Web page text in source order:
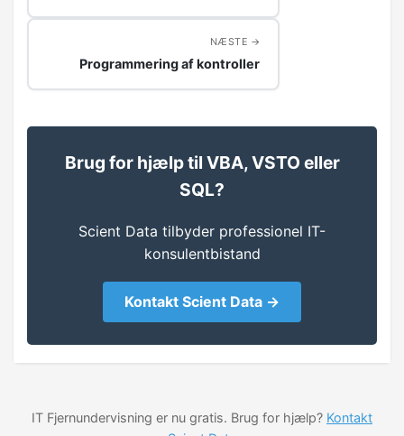
NÆSTE
Programmering af kontroller
Brug for hjælp til VBA, VSTO eller
SQL?
Scient Data tilbyder professionel IT-
konsulentbistand
Kontakt Scient Data →
IT Fjernundervisning er nu gratis. Brug for hjælp? Kontakt